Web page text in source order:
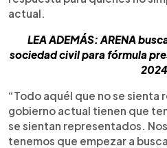
actual.
LEA ADEMÁS: ARENA
sociedad civil para fórmula
2024
“Todo aquél que no se sienta
gobierno actual tienen que
se sientan representados.
tenemos que empezar a